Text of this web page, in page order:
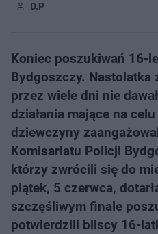
D.P
Koniec poszukiwań 16-
Bydgoszczy. Nastolatka
przez wiele dni nie
działania mające na
dziewczyny
Komisariatu Policji
którzy zwrócili się do
piątek, 5 czerwca,
szczęśliwym finale
potwierdzili bliscy 16-